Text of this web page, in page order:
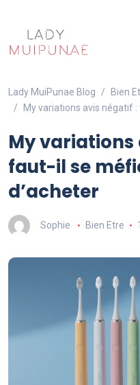
Lady MuiPunae Blog
Bien
My variations avis négatif
My variations
faut-il se
d’acheter
Sophie Bien Etre